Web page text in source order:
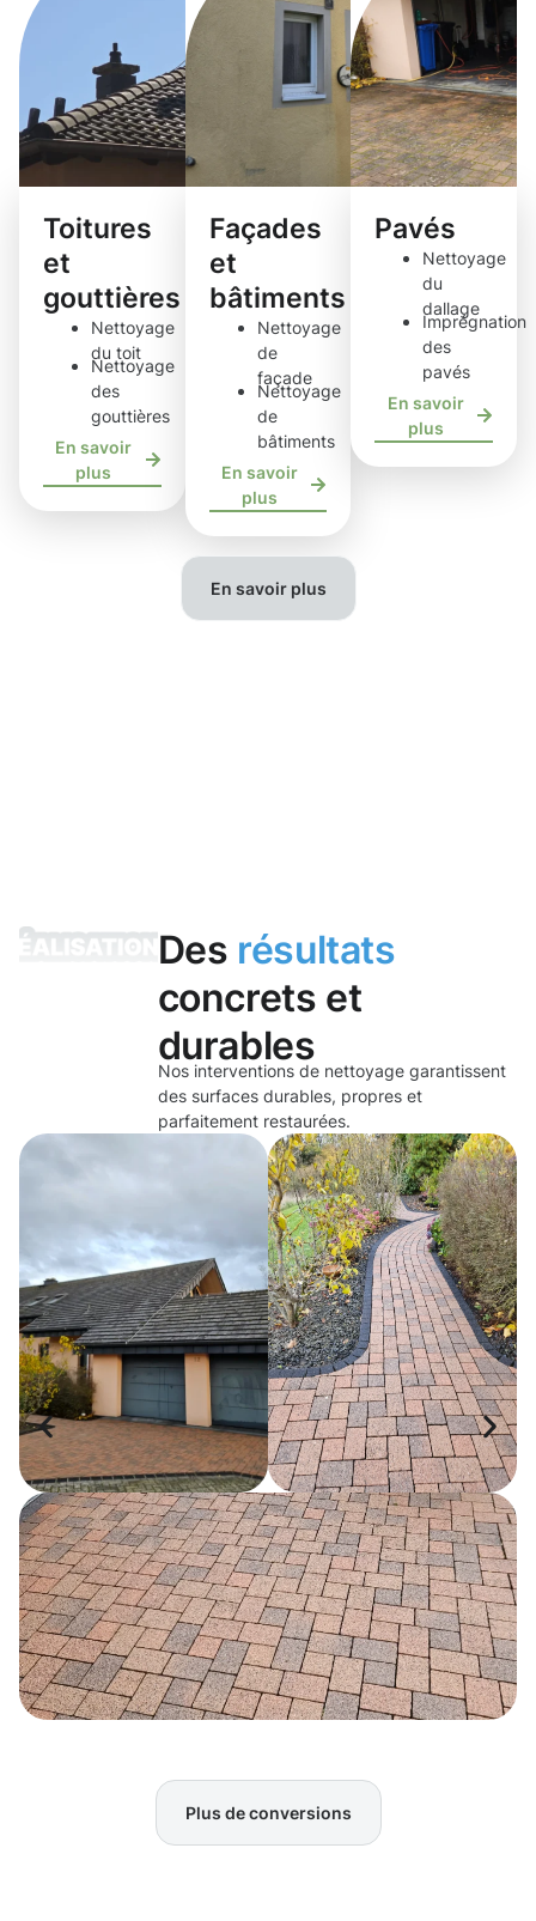
Toitures
et
gouttières
Nettoyage
du toit
Nettoyage
des
gouttières
En savoir
plus
Façades
et
bâtiments
Nettoyage
de
façade
Nettoyage
de
bâtiments
En savoir
plus
Pavés
Nettoyage
du
dallage
Imprégnation
des
pavés
En savoir
plus
En savoir plus
Des résultats
concrets et
durables
Nos interventions de nettoyage garantissent
des surfaces durables, propres et
parfaitement restaurées.
Plus de conversions